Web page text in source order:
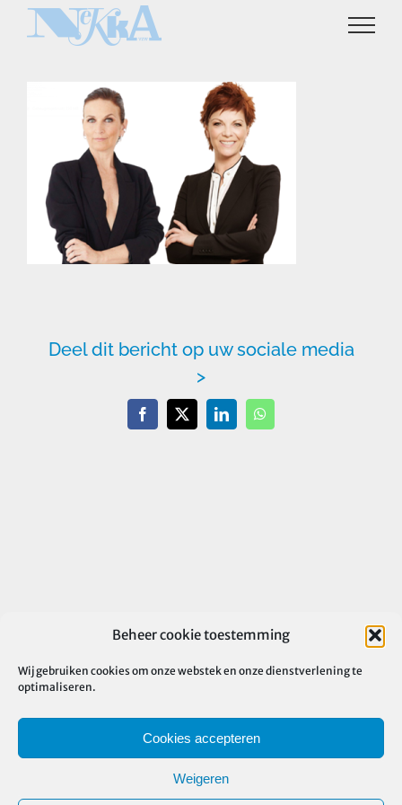
Beheer cookie toestemming
Wij gebruiken cookies om onze webstek en onze dienstverlening te
optimaliseren.
Cookies accepteren
Weigeren
Deel dit bericht op uw sociale media
>
Facebook
X LinkedInWhatsApp